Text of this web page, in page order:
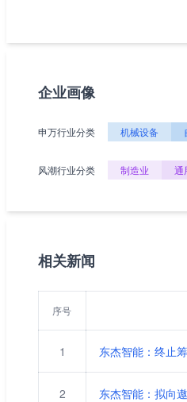
企业画像
申万行业分类 机械设备
风潮行业分类 制造业 通
相关新闻
序号
1 东杰智能：终止
2 东杰智能：拟向